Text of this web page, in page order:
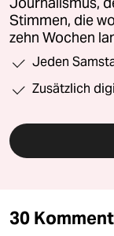
Stimmen, die
zehn Wochen
Jeden
Zusätzlich
30